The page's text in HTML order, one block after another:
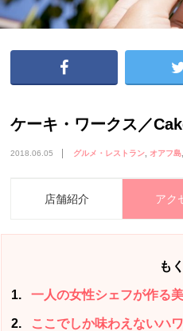
ケーキ・ワークス／
2018.06.05 グルメ・レストラン オアフ島
店舗紹介 アク
も
1 一人の女性シェフが作る
2 ここでしか味わえないハ